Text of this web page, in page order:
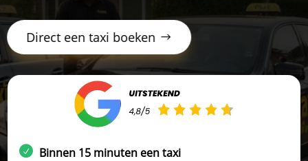
Direct een taxi boeken
Binnen 15 minuten een taxi